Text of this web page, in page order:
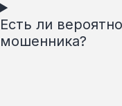
Есть ли
мошенника?